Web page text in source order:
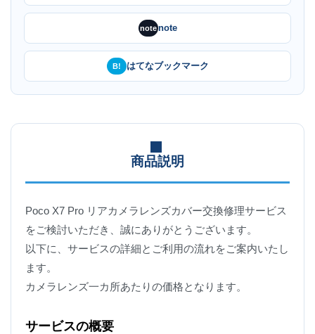
notenote
B! はてなブックマーク
商品説明
Poco X7 Pro リアカメラレンズカバー交換修理サービス
をご検討いただき、誠にありがとうございます。
以下に、サービスの詳細とご利用の流れをご案内いたし
ます。
カメラレンズ一カ所あたりの価格となります。
サービスの概要